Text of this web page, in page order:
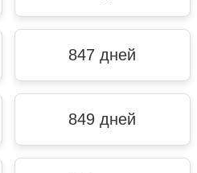
847 дней
849 дней